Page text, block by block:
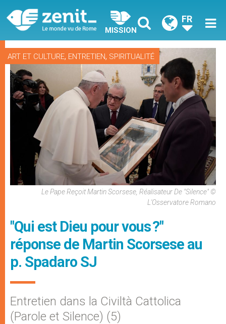
MISSION
FR
ART ET CULTURE, ENTRETIEN, SPIRITUALITÉ
Le Pape Reçoit Martin Scorsese, Réalisateur De "Silence" ©
L'Osservatore Romano
"Qui est Dieu pour vous ?"
réponse de Martin Scorsese au
p. Spadaro SJ
Entretien dans la Civiltà Cattolica
(Parole et Silence) (5)